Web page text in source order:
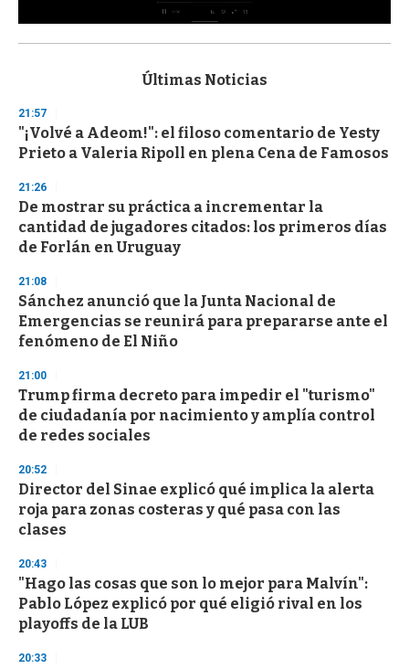
s
d
s
o
f
3
s
c
o
d
s
Últimas Noticias
21:57
"¡Volvé a Adeom!": el filoso comentario de Yesty
Prieto a Valeria Ripoll en plena Cena de Famosos
21:26
De mostrar su práctica a incrementar la
cantidad de jugadores citados: los primeros días
de Forlán en Uruguay
21:08
Sánchez anunció que la Junta Nacional de
Emergencias se reunirá para prepararse ante el
fenómeno de El Niño
21:00
Trump firma decreto para impedir el "turismo"
de ciudadanía por nacimiento y amplía control
de redes sociales
20:52
Director del Sinae explicó qué implica la alerta
roja para zonas costeras y qué pasa con las
clases
20:43
"Hago las cosas que son lo mejor para Malvín":
Pablo López explicó por qué eligió rival en los
playoffs de la LUB
20:33